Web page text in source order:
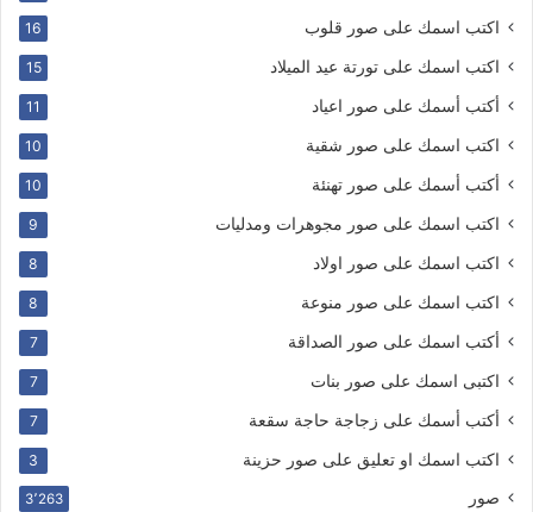
اكتب اسمك على صور قلوب 16
اكتب اسمك على تورتة عيد الميلاد 15
أكتب أسمك على صور اعياد 11
اكتب اسمك على صور شقية 10
أكتب أسمك على صور تهنئة 10
اكتب اسمك على صور مجوهرات ومدليات 9
اكتب اسمك على صور اولاد 8
اكتب اسمك على صور منوعة 8
أكتب اسمك على صور الصداقة 7
اكتبى اسمك على صور بنات 7
أكتب أسمك على زجاجة حاجة سقعة 7
اكتب اسمك او تعليق على صور حزينة 3
صور 3٬263